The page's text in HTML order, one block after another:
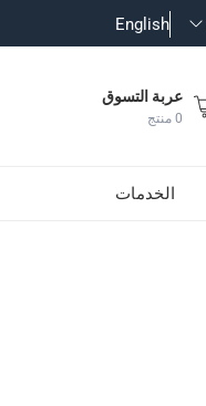
English
عربة التسوق
0 منتج
الخدمات